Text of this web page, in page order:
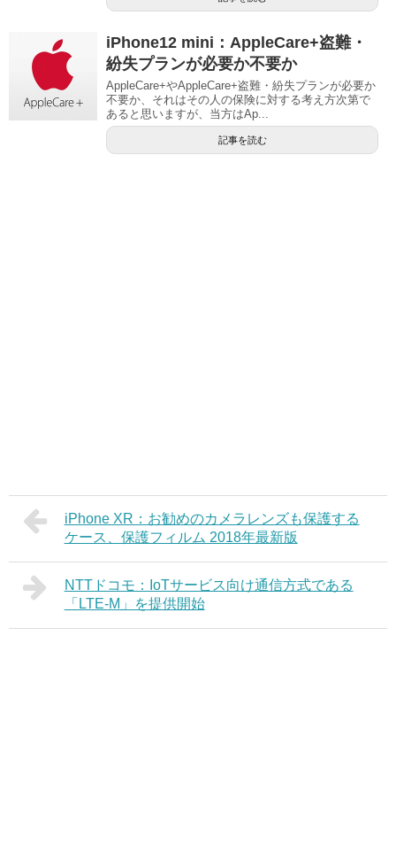
iPhone12 mini：AppleCare+盗難・
紛失プランが必要か不要か
AppleCare+やAppleCare+盗難・紛失プランが必要か
不要か、それはその人の保険に対する考え方次第で
あると思いますが、当方はAp...
記事を読む
iPhone XR：お勧めのカメラレンズも保護する
ケース、保護フィルム 2018年最新版
NTTドコモ：IoTサービス向け通信方式である
「LTE-M」を提供開始